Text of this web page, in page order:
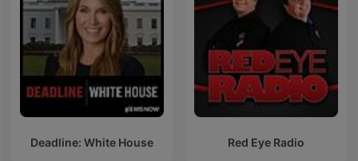
Deadline: White House Red Eye Radio